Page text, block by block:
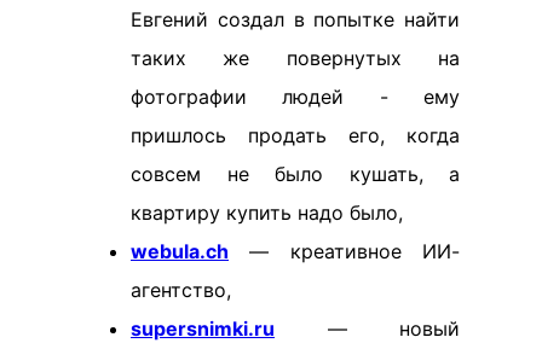
Евгений создал в попытке найти
таких же повернутых на
фотографии людей - ему
пришлось продать его, когда
совсем не было кушать, а
квартиру купить надо было,
webula.ch — креативное ИИ-
агентство,
supersnimki.ru — новый